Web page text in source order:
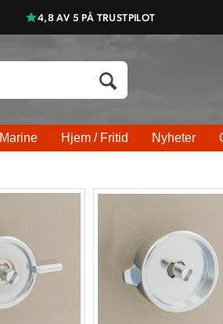
4,8 AV 5 PÅ TRUSTPILOT
Marine Hjem / Fritid Nyheter